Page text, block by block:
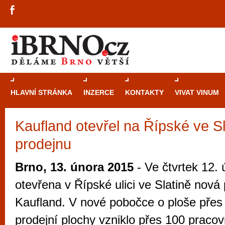
HLAVNÍ STRÁNKA INZERCE KONTAKTY VIVAT VINUM
Kaufland otevřel na Řípské ve
prodejnu
Brno, 13. února 2015 - Ve čtvrtek 12.
otevřena v Řípské ulici ve Slatině nová
Kaufland. V nové pobočce o ploše
prodejní plochy vzniklo přes 100
Průvodce
Brno je
zajímavé
restaurace,
Mimo jiné je ale také místem, kde si